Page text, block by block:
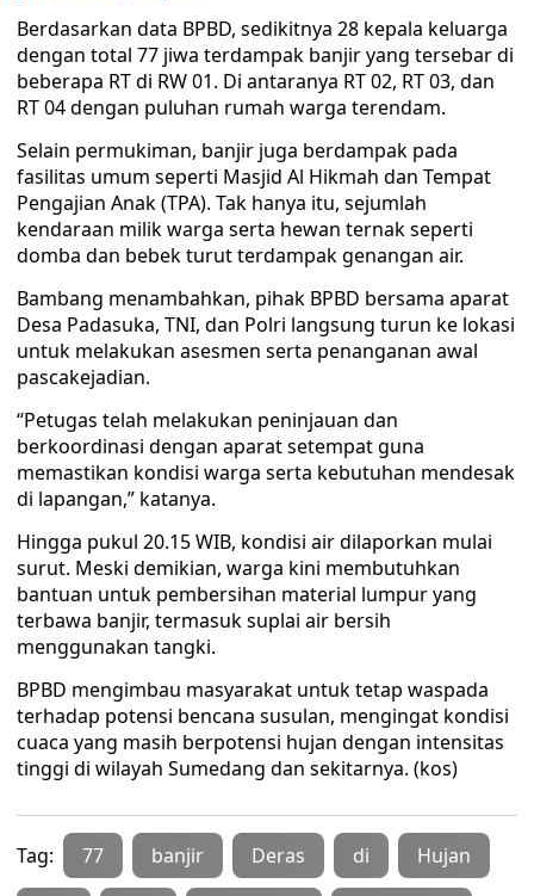
Berdasarkan data BPBD, sedikitnya 28 kepala keluarga
dengan total 77 jiwa terdampak banjir yang tersebar di
beberapa RT di RW 01. Di antaranya RT 02, RT 03, dan
RT 04 dengan puluhan rumah warga terendam.
Selain permukiman, banjir juga berdampak pada
fasilitas umum seperti Masjid Al Hikmah dan Tempat
Pengajian Anak (TPA). Tak hanya itu, sejumlah
kendaraan milik warga serta hewan ternak seperti
domba dan bebek turut terdampak genangan air.
Bambang menambahkan, pihak BPBD bersama aparat
Desa Padasuka, TNI, dan Polri langsung turun ke lokasi
untuk melakukan asesmen serta penanganan awal
pascakejadian.
“Petugas telah melakukan peninjauan dan
berkoordinasi dengan aparat setempat guna
memastikan kondisi warga serta kebutuhan mendesak
di lapangan,” katanya.
Hingga pukul 20.15 WIB, kondisi air dilaporkan mulai
surut. Meski demikian, warga kini membutuhkan
bantuan untuk pembersihan material lumpur yang
terbawa banjir, termasuk suplai air bersih
menggunakan tangki.
BPBD mengimbau masyarakat untuk tetap waspada
terhadap potensi bencana susulan, mengingat kondisi
cuaca yang masih berpotensi hujan dengan intensitas
tinggi di wilayah Sumedang dan sekitarnya. (kos)
Tag: 77 banjir Deras di Hujan